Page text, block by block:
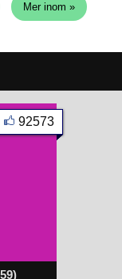
Mer inom »
92573